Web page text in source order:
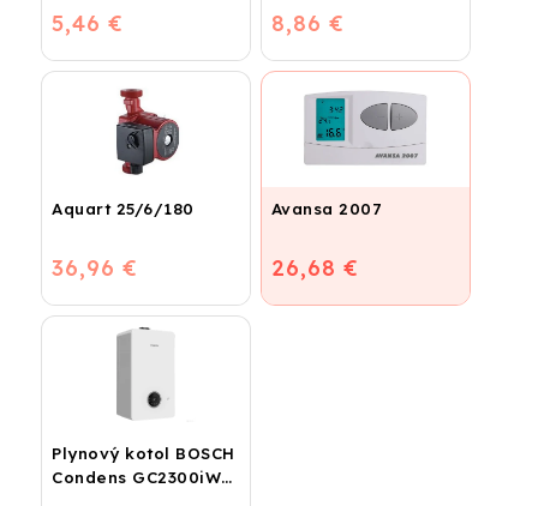
5,46 € 8,86 €
Aquart 25/6/180
36,96 €
Avansa 2007
26,68 €
Plynový kotol BOSCH
Condens GC2300iW